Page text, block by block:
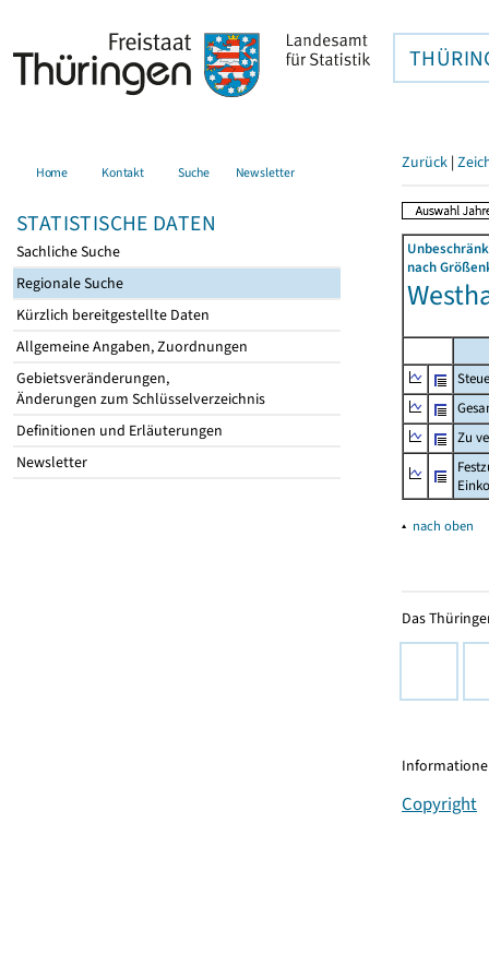
Home Kontakt Suche Newsletter
STATISTISCHE DATEN
Sachliche Suche
Regionale Suche
Kürzlich bereitgestellte Daten
Allgemeine Angaben, Zuordnungen
Gebietsveränderungen,
Änderungen zum Schlüsselverzeichnis
Definitionen und Erläuterungen
Newsletter
Zurück |
nach
Zu
▴ nach oben
Das
Copyright